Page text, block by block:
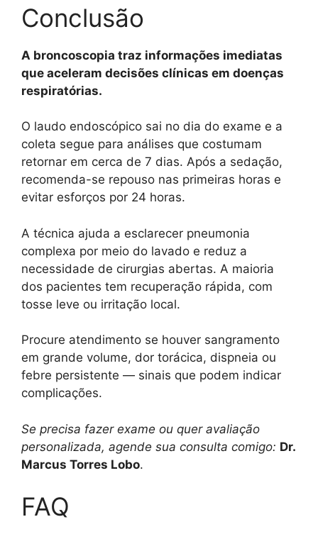
Conclusão
A broncoscopia traz informações imediatas
que aceleram decisões clínicas em doenças
respiratórias.
O laudo endoscópico sai no dia do exame e a
coleta segue para análises que costumam
retornar em cerca de 7 dias. Após a sedação,
recomenda-se repouso nas primeiras horas e
evitar esforços por 24 horas.
A técnica ajuda a esclarecer pneumonia
complexa por meio do lavado e reduz a
necessidade de cirurgias abertas. A maioria
dos pacientes tem recuperação rápida, com
tosse leve ou irritação local.
Procure atendimento se houver sangramento
em grande volume, dor torácica, dispneia ou
febre persistente — sinais que podem indicar
complicações.
Se precisa fazer exame ou quer avaliação
personalizada, agende sua consulta comigo: Dr.
Marcus Torres Lobo.
FAQ